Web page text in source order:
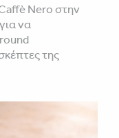
Nero στην
να
της